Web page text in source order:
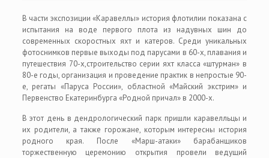
В части экспозиции «Каравеллы» история флотилии показана с
испытания на воде первого плота из надувных шин до
современных скоростных яхт и катеров. Среди уникальных
фотоснимков первые выходы под парусами в 60-х, плавания и
путешествия 70-х,строительство серии яхт класса «штурман» в
80-е годы, организация и проведение практик в непростые 90-
е, регаты «Паруса России», областной «Майский экстрим» и
Первенство Екатеринбурга «Родной причал» в 2000-х.
В этот день в дендрологический парк пришли каравелльцы и
их родители, а также горожане, которым интересны история
родного края. После «Марш-атаки» барабанщиков
торжественную церемонию открытия провели ведущий